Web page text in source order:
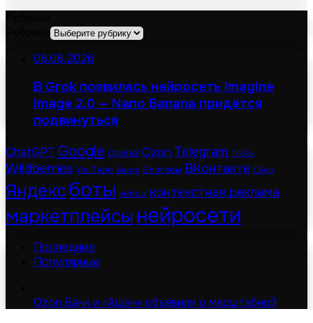
08.08.2026
В Grok появилась нейросеть Imagine
Image 2.0 — Nano Banana придётся
подвинуться
ChatGPT Google OpenAI Ozon Telegram TikTok
Wildberries YouTube Авито Блогеры ВКонтакте Сбер
Яндексботы кейсы контекстная реклама
маркетплейсы нейросети
Последние
Популярные
Ozon Банк и «Ашан» объявили о масштабной